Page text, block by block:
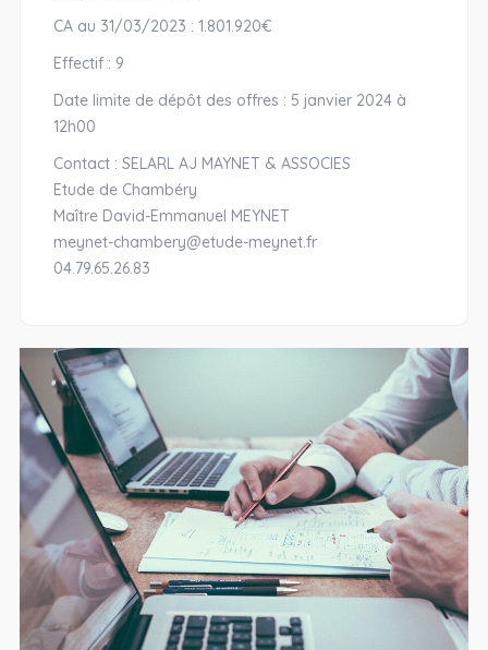
CA au 31/03/2023 : 1.801.920€
Effectif : 9
Date limite de dépôt des offres : 5 janvier 2024 à
12h00
Contact : SELARL AJ MAYNET & ASSOCIES
Etude de Chambéry
Maître David-Emmanuel MEYNET
meynet-chambery@etude-meynet.fr
04.79.65.26.83